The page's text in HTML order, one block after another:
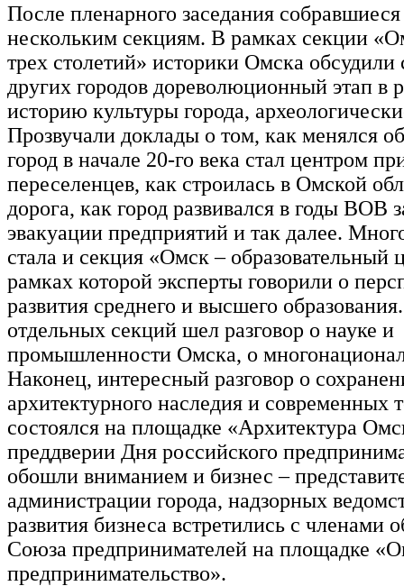
После пленарного заседания
нескольким секциям. В рамках секции
трех столетий» историки Омска обсудили
других городов дореволюционный этап в
историю культуры города,
Прозвучали доклады о том, как менялся
город в начале 20-го века стал центром
переселенцев, как строилась в Омской
дорога, как город развивался в годы ВОВ
эвакуации предприятий и так далее.
стала и секция «Омск – образовательный
рамках которой эксперты говорили о
развития среднего и высшего
отдельных секций шел разговор о науке и
промышленности Омска, о
Наконец, интересный разговор о
архитектурного наследия и современных
состоялся на площадке «Архитектура
преддверии Дня российского
обошли вниманием и бизнес –
администрации города, надзорных
развития бизнеса встретились с членами
Союза предпринимателей на площадке
предпринимательство».